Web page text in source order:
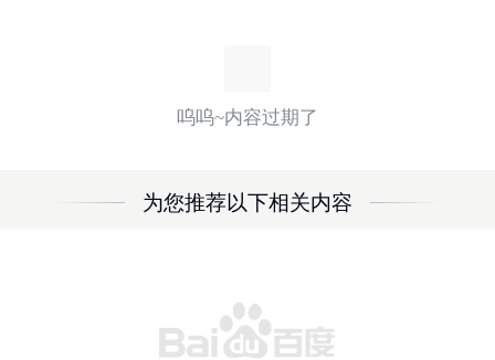
呜呜~内容过期了
为您推荐以下相关内容